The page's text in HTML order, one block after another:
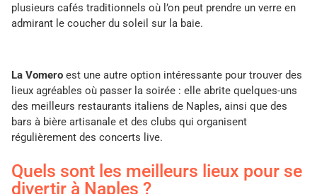
plusieurs cafés traditionnels où l’on peut prendre un verre en
admirant le coucher du soleil sur la baie.
La Vomero est une autre option intéressante pour trouver des
lieux agréables où passer la soirée : elle abrite quelques-uns
des meilleurs restaurants italiens de Naples, ainsi que des
bars à bière artisanale et des clubs qui organisent
régulièrement des concerts live.
Quels sont les meilleurs lieux pour se
divertir à Naples ?